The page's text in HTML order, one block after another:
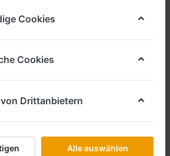
Sortieren
RIETZE
Straßenbahn-
Art.-Nr. R01203
Cookies
Cookies
Drittanbietern
Alle auswählen